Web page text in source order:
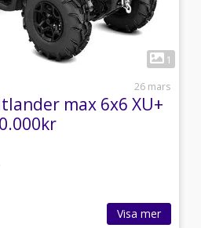
1
26 mars
max 6x6 XU+
Visa mer